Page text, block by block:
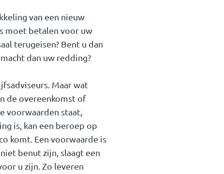
van een nieuw
moet betalen voor uw
terugeisen? Bent u dan
dan uw redding?
Maar wat
de overeenkomst of
voorwaarden staat,
is, kan een beroep op
komt. Een voorwaarde is
benut zijn, slaagt een
u zijn. Zo leveren